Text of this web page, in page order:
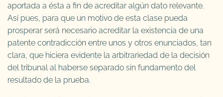
aportada a ésta a fin de acreditar algún dato relevante.
Así pues, para que un motivo de esta clase pueda
prosperar será necesario acreditar la existencia de una
patente contradicción entre unos y otros enunciados, tan
clara, que hiciera evidente la arbitrariedad de la decisión
del tribunal al haberse separado sin fundamento del
resultado de la prueba.